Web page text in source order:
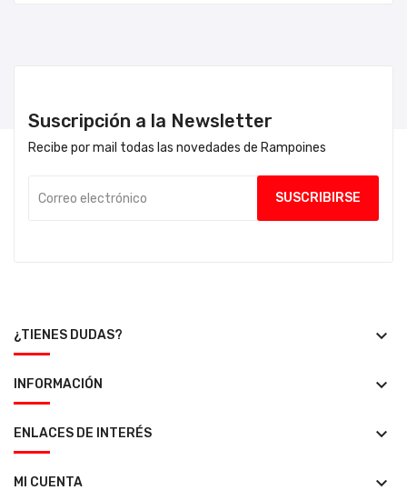
Suscripción a la Newsletter
Recibe por mail todas las novedades de Rampoines
¿TIENES DUDAS? keyboard_arrow_down
INFORMACIÓN keyboard_arrow_down
ENLACES DE INTERÉS keyboard_arrow_down
MI CUENTA keyboard_arrow_down